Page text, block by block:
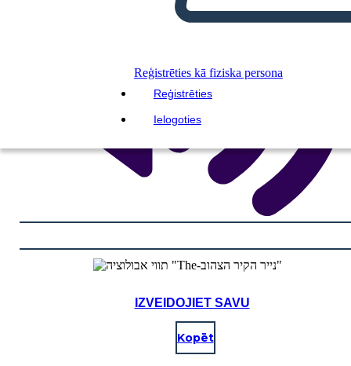
Reģistrēties kā fiziska persona
Reģistrēties
Ielogoties
IZVEIDOJIET SAVU
Kopēt